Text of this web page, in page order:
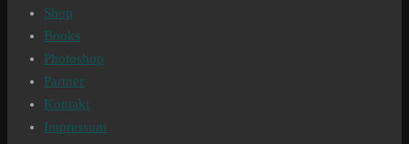
Shop
Books
Photoshop
Partner
Kontakt
Impressum